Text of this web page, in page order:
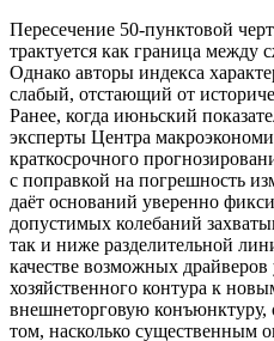
Пересечение 50-пунктовой
трактуется как граница между
Однако авторы индекса
слабый, отстающий от
Ранее, когда июньский
эксперты Центра
краткосрочного
с поправкой на погрешность
даёт оснований уверенно
допустимых колебаний
так и ниже разделительной
качестве возможных
хозяйственного контура к
внешнеторговую
том, насколько существенным